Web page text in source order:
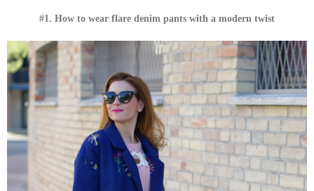
#1. How to wear flare denim pants with a modern twist